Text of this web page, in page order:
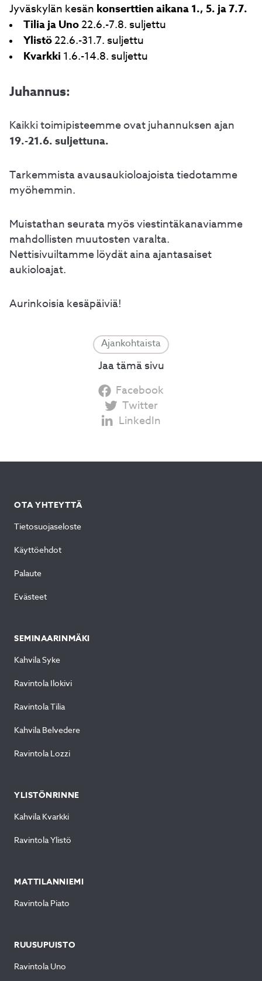
Jyväskylän kesän konserttien aikana 1., 5. ja 7.7.
Tilia ja Uno 22.6.-7.8. suljettu
Ylistö 22.6.-31.7. suljettu
Kvarkki 1.6.-14.8. suljettu
Juhannus:
Kaikki toimipisteemme ovat juhannuksen ajan
19.-21.6. suljettuna.
Tarkemmista avausaukioloajoista tiedotamme
myöhemmin.
Muistathan seurata myös viestintäkanaviamme
mahdollisten muutosten varalta.
Nettisivuiltamme löydät aina ajantasaiset
aukioloajat.
Aurinkoisia kesäpäiviä!
Ajankohtaista
Jaa tämä sivu
Facebook
Twitter
LinkedIn
OTA YHTEYTTÄ
Tietosuojaseloste
Käyttöehdot
Palaute
Evästeet
SEMINAARINMÄKI
Kahvila Syke
Ravintola Ilokivi
Ravintola Tilia
Kahvila Belvedere
Ravintola Lozzi
YLISTÖNRINNE
Kahvila Kvarkki
Ravintola Ylistö
MATTILANNIEMI
Ravintola Piato
RUUSUPUISTO
Ravintola Uno